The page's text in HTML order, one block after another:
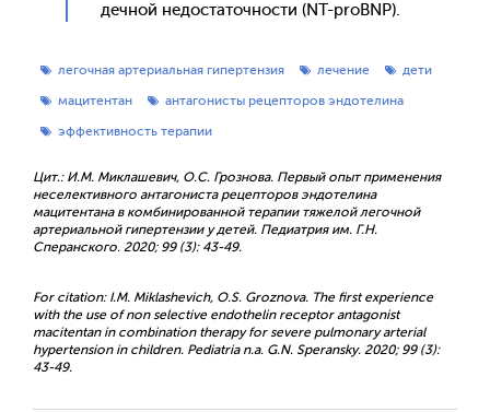
дечной не­дос­та­точ­ности (NT-proBNP).
легочная артериальная гипертензия лечение
дети
мацитентан
антагонисты рецепторов эндотелина
эффективность терапии
Цит.: И.М. Миклашевич, О.С. Грознова. Первый опыт применения
неселективного антагониста рецепторов эндотелина
мацитентана в комбинированной терапии тяжелой легочной
артериальной гипертензии у детей. Педиатрия им. Г.Н.
Сперанского. 2020; 99 (3): 43-49.
For citation: I.M. Miklashevich, O.S. Groznova. The first experience
with the use of non selective endothelin receptor antagonist
macitentan in combination therapy for severe pulmonary arterial
hypertension in children. Pediatria n.a. G.N. Speransky. 2020; 99 (3):
43-49.